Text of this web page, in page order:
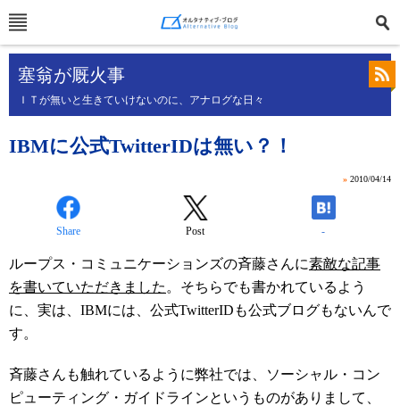
塞翁が厩火事
ＩＴが無いと生きていけないのに、アナログな日々
IBMに公式TwitterIDは無い？！
» 2010/04/14
Share Post -
ループス・コミュニケーションズの斉藤さんに素敵な記事
を書いていただきました 。そちらでも書かれているよう
に、実は、IBMには、公式TwitterIDも公式ブログもないんで
す。
斉藤さんも触れているように弊社では、ソーシャル・コン
ピューティング・ガイドラインというものがありまして、